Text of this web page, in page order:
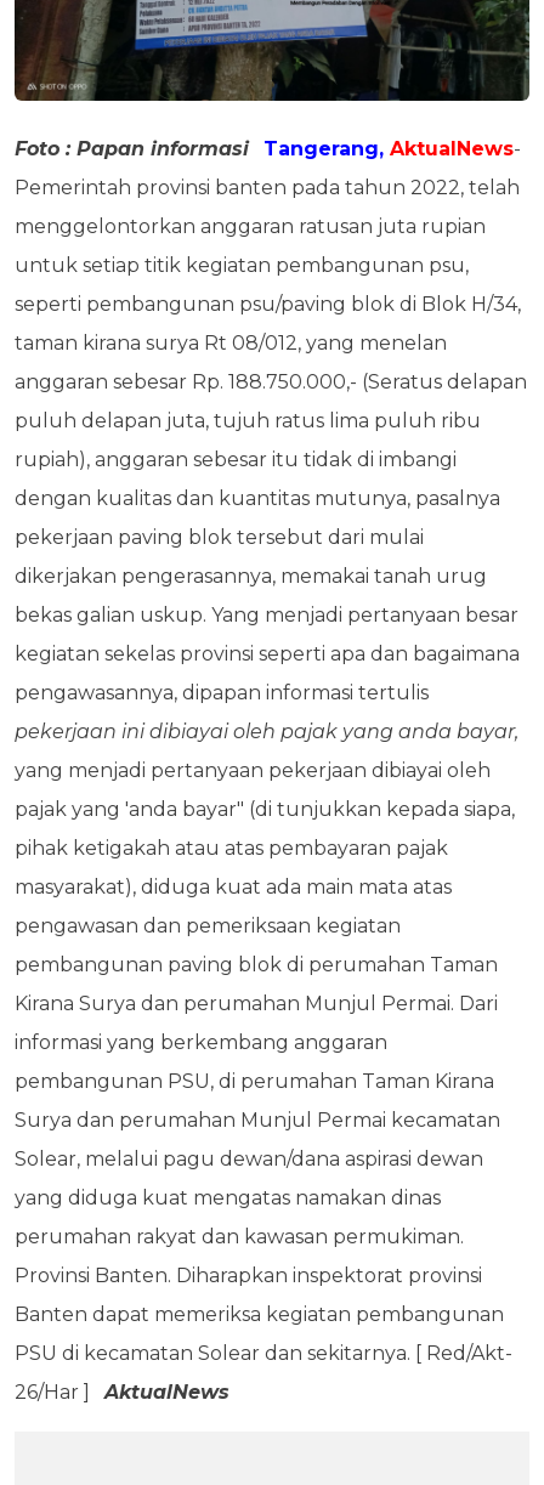
Foto : Papan informasi Tangerang, AktualNews-
Pemerintah provinsi banten pada tahun 2022, telah
menggelontorkan anggaran ratusan juta rupian
untuk setiap titik kegiatan pembangunan psu,
seperti pembangunan psu/paving blok di Blok H/34,
taman kirana surya Rt 08/012, yang menelan
anggaran sebesar Rp. 188.750.000,- (Seratus delapan
puluh delapan juta, tujuh ratus lima puluh ribu
rupiah), anggaran sebesar itu tidak di imbangi
dengan kualitas dan kuantitas mutunya, pasalnya
pekerjaan paving blok tersebut dari mulai
dikerjakan pengerasannya, memakai tanah urug
bekas galian uskup. Yang menjadi pertanyaan besar
kegiatan sekelas provinsi seperti apa dan bagaimana
pengawasannya, dipapan informasi tertulis
pekerjaan ini dibiayai oleh pajak yang anda bayar,
yang menjadi pertanyaan pekerjaan dibiayai oleh
pajak yang 'anda bayar" (di tunjukkan kepada siapa,
pihak ketigakah atau atas pembayaran pajak
masyarakat), diduga kuat ada main mata atas
pengawasan dan pemeriksaan kegiatan
pembangunan paving blok di perumahan Taman
Kirana Surya dan perumahan Munjul Permai. Dari
informasi yang berkembang anggaran
pembangunan PSU, di perumahan Taman Kirana
Surya dan perumahan Munjul Permai kecamatan
Solear, melalui pagu dewan/dana aspirasi dewan
yang diduga kuat mengatas namakan dinas
perumahan rakyat dan kawasan permukiman.
Provinsi Banten. Diharapkan inspektorat provinsi
Banten dapat memeriksa kegiatan pembangunan
PSU di kecamatan Solear dan sekitarnya. [ Red/Akt-
26/Har ]AktualNews